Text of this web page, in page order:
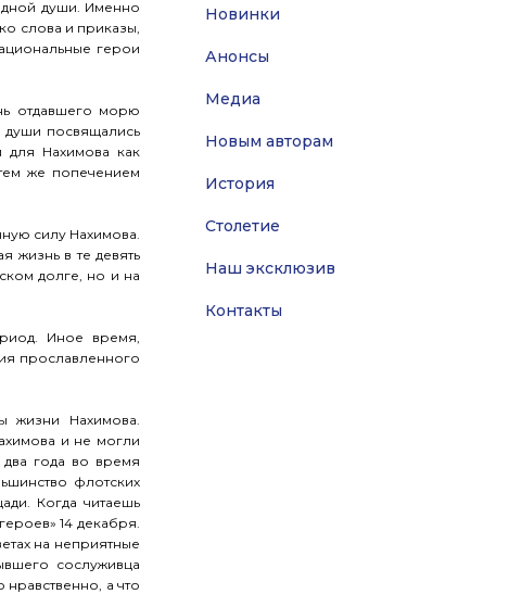
души. Именно
слова и приказы,
герои
отдавшего морю
души посвящались
Нахимова как
же попечением
силу Нахимова.
жизнь в те девять
долге, но и на
Иное время,
прославленного
жизни Нахимова.
и не могли
года во время
флотских
Когда читаешь
14 декабря.
на неприятные
сослуживца
а что
Новинки
Анонсы
Медиа
Новым авторам
История
Столетие
Наш эксклюзив
Контакты